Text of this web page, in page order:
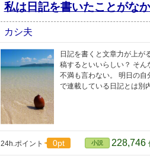
私は日記を書いたことがな
カシ夫
日記を書くと文章力が上が
稿するといいらしい？ そ
不満も言わない。 明日の
で連載している日記とは
24h.ポイント 0pt 小説 228,746